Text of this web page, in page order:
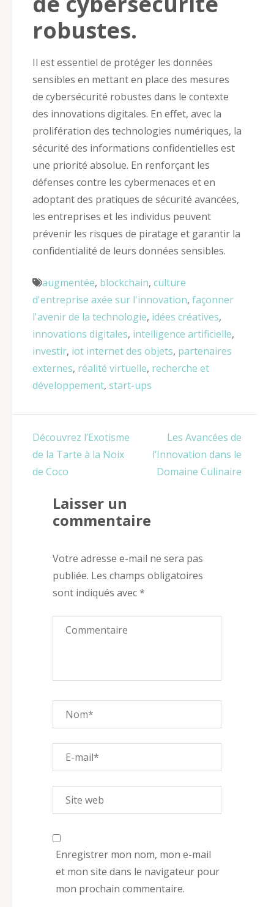
robustes.
Il est essentiel de protéger les données
sensibles en mettant en place des mesures
de cybersécurité robustes dans le contexte
des innovations digitales. En effet, avec la
prolifération des technologies numériques, la
sécurité des informations confidentielles est
une priorité absolue. En renforçant les
défenses contre les cybermenaces et en
adoptant des pratiques de sécurité avancées,
les entreprises et les individus peuvent
prévenir les risques de piratage et garantir la
confidentialité de leurs données sensibles.
augmentée, blockchain, culture
d'entreprise axée sur l'innovation, façonner
l'avenir de la technologie, idées créatives,
innovations digitales, intelligence artificielle,
investir, iot internet des objets, partenaires
externes, réalité virtuelle, recherche et
développement, start-ups
Navigation
de
l’article
Découvrez l’Exotisme
de la Tarte à la Noix
de Coco
Les Avancées de
l’Innovation dans le
Domaine Culinaire
Laisser un
commentaire
Votre adresse e-mail ne sera pas
publiée. Les champs obligatoires
sont indiqués avec*
Enregistrer mon nom, mon e-mail
et mon site dans le navigateur pour
mon prochain commentaire.